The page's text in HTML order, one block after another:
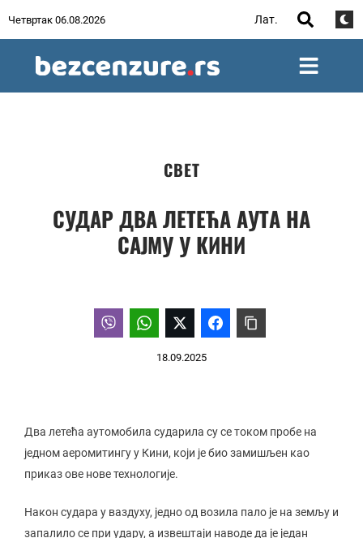
Четвртак 06.08.2026 Лат.
СВЕТ
СУДАР ДВА ЛЕТЕЋА АУТА НА
САЈМУ У КИНИ
18.09.2025
Два летећа аутомобила сударила су се током пробе на
једном аеромитингу у Кини, који је био замишљен као
приказ ове нове технологије.
Након судара у ваздуху, једно од возила пало је на земљу и
запалило се при удару, а извештаји наводе да је један